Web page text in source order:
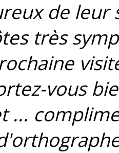
de leur
très
vous
...